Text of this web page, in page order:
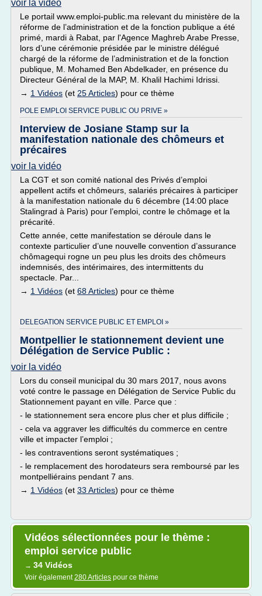
voir la vidéo
Le portail www.emploi-public.ma relevant du ministère de la
réforme de l’administration et de la fonction publique a été
primé, mardi à Rabat, par l'Agence Maghreb Arabe Presse,
lors d’une cérémonie présidée par le ministre délégué
chargé de la réforme de l’administration et de la fonction
publique, M. Mohamed Ben Abdelkader, en présence du
Directeur Général de la MAP, M. Khalil Hachimi Idrissi.
→ 1 Vidéos (et 25 Articles) pour ce thème
POLE EMPLOI SERVICE PUBLIC OU PRIVE »
Interview de Josiane Stamp sur la
manifestation nationale des chômeurs et
précaires
voir la vidéo
La CGT et son comité national des Privés d’emploi
appellent actifs et chômeurs, salariés précaires à participer
à la manifestation nationale du 6 décembre (14:00 place
Stalingrad à Paris) pour l’emploi, contre le chômage et la
précarité.
Cette année, cette manifestation se déroule dans le
contexte particulier d’une nouvelle convention d’assurance
chômagequi rogne un peu plus les droits des chômeurs
indemnisés, des intérimaires, des intermittents du
spectacle. Par...
→ 1 Vidéos (et 68 Articles) pour ce thème
DELEGATION SERVICE PUBLIC ET EMPLOI »
Montpellier le stationnement devient une
Délégation de Service Public :
voir la vidéo
Lors du conseil municipal du 30 mars 2017, nous avons
voté contre le passage en Délégation de Service Public du
Stationnement payant en ville. Parce que :
- le stationnement sera encore plus cher et plus difficile ;
- cela va aggraver les difficultés du commerce en centre
ville et impacter l’emploi ;
- les contraventions seront systématiques ;
- le remplacement des horodateurs sera remboursé par les
montpelliérains pendant 7 ans.
→ 1 Vidéos (et 33 Articles) pour ce thème
Vidéos sélectionnées pour le thème :
emploi service public
→ 34 Vidéos
Voir également280 Articles pour ce thème